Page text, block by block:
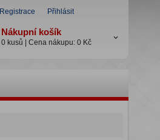
Registrace Přihlásit
Nákupní košík
0 kusů | Cena nákupu: 0 Kč